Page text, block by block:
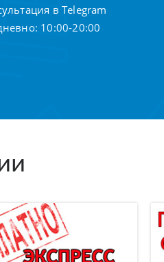
в Telegram
10:00-20:00